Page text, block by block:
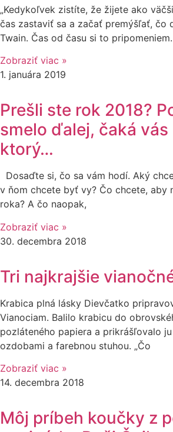
„Kedykoľvek zistíte, že žijete ako
čas zastaviť sa a začať premýšľať, čo
Twain. Čas od času si to pripomeniem.
Zobraziť viac »
1. januára 2019
Prešli ste rok 2018?
smelo ďalej, čaká vás
ktorý…
Dosaďte si, čo sa vám hodí. Aký
v ňom chcete byť vy? Čo chcete, aby
roka? A čo naopak,
Zobraziť viac »
30. decembra 2018
Tri najkrajšie
Krabica plná lásky Dievčatko
Vianociam. Balilo krabicu do
pozláteného papiera a prikrášľovalo
ozdobami a farebnou stuhou. „Čo
Zobraziť viac »
14. decembra 2018
Môj príbeh koučky z